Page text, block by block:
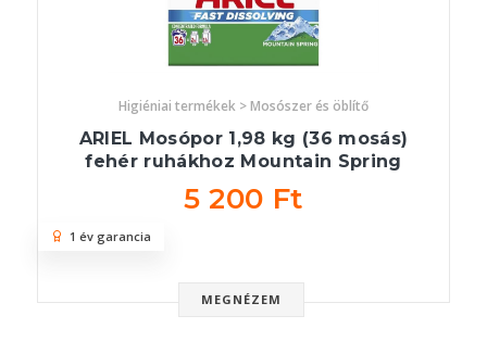
Higiéniai termékek > Mosószer és öblítő
ARIEL Mosópor 1,98 kg (36 mosás)
fehér ruhákhoz Mountain Spring
5 200 Ft
MEGNÉZEM
1 év garancia